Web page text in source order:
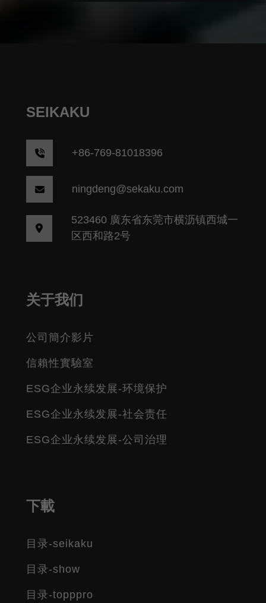
SEIKAKU
+86-769-81018396
ningdeng@sekaku.com
523460 廣东省东莞市横沥镇西城一
区西和路2号
关于我们
公司簡介影片
信賴性實驗室
ESG企业永续发展-环境保护
ESG企业永续发展-社会责任
ESG企业永续发展-公司治理
下載
目录-seikaku
目录-show
目录-topppro